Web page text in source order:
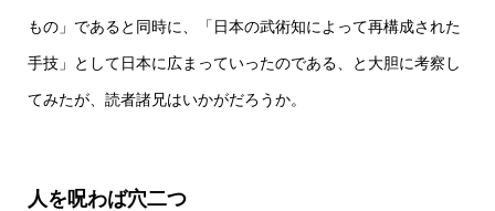
もの」であると同時に、「日本の武術知によって再構成された
手技」として日本に広まっていったのである、と大胆に考察し
てみたが、読者諸兄はいかがだろうか。
人を呪わば穴二つ